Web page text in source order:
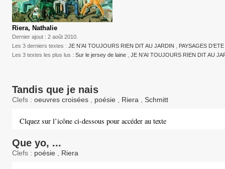
Riera, Nathalie
Dernier ajout : 2 août 2010.
Les 3 derniers textes : JE N’AI TOUJOURS RIEN DIT AU JARDIN
PAYSAGES
Les 3 textes les plus lus : Sur le jersey de laine JE N’AI TOUJOURS RIEN DIT AU
Tandis que je nais
Clefs : oeuvres croisées poésie Riera Schmitt
Clquez sur l’icône ci-dessous pour accéder au texte
Que yo, ...
Clefs : poésie , Riera